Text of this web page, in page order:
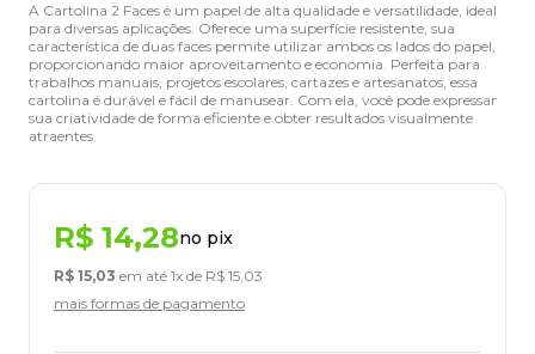
A Cartolina 2 Faces é um papel de alta qualidade e versatilidade, ideal
para diversas aplicações. Oferece uma superfície resistente, sua
característica de duas faces permite utilizar ambos os lados do papel,
proporcionando maior aproveitamento e economia. Perfeita para
trabalhos manuais, projetos escolares, cartazes e artesanatos, essa
cartolina é durável e fácil de manusear. Com ela, você pode expressar
sua criatividade de forma eficiente e obter resultados visualmente
atraentes.
R$ 14,28no pix
R$ 15,03 em até 1x de R$ 15,03
mais formas de pagamento